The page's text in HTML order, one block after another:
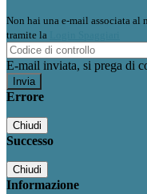
Non hai una e-mail associata al
tramite la
E-mail inviata, si prega di
Errore
Chiudi
Successo
Chiudi
Informazione